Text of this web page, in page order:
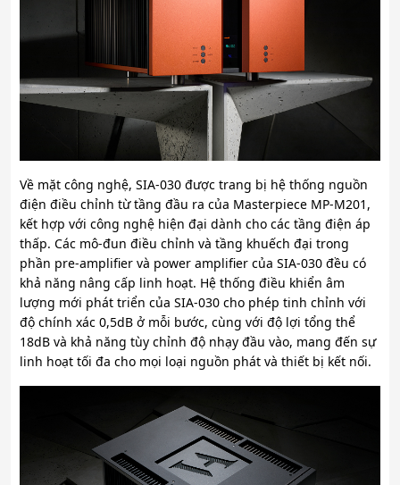
Về mặt công nghệ, SIA-030 được trang bị hệ thống nguồn
điện điều chỉnh từ tầng đầu ra của Masterpiece MP-M201,
kết hợp với công nghệ hiện đại dành cho các tầng điện áp
thấp. Các mô-đun điều chỉnh và tầng khuếch đại trong
phần pre-amplifier và power amplifier của SIA-030 đều có
khả năng nâng cấp linh hoạt. Hệ thống điều khiển âm
lượng mới phát triển của SIA-030 cho phép tinh chỉnh với
độ chính xác 0,5dB ở mỗi bước, cùng với độ lợi tổng thể
18dB và khả năng tùy chỉnh độ nhạy đầu vào, mang đến sự
linh hoạt tối đa cho mọi loại nguồn phát và thiết bị kết nối.